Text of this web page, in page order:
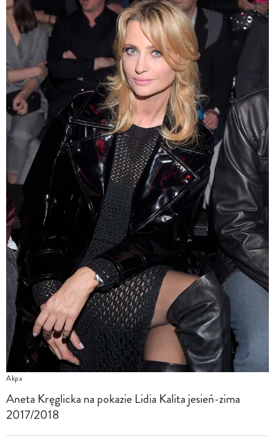
Akpa
Aneta Kręglicka na pokazie Lidia Kalita jesień-zima
2017/2018